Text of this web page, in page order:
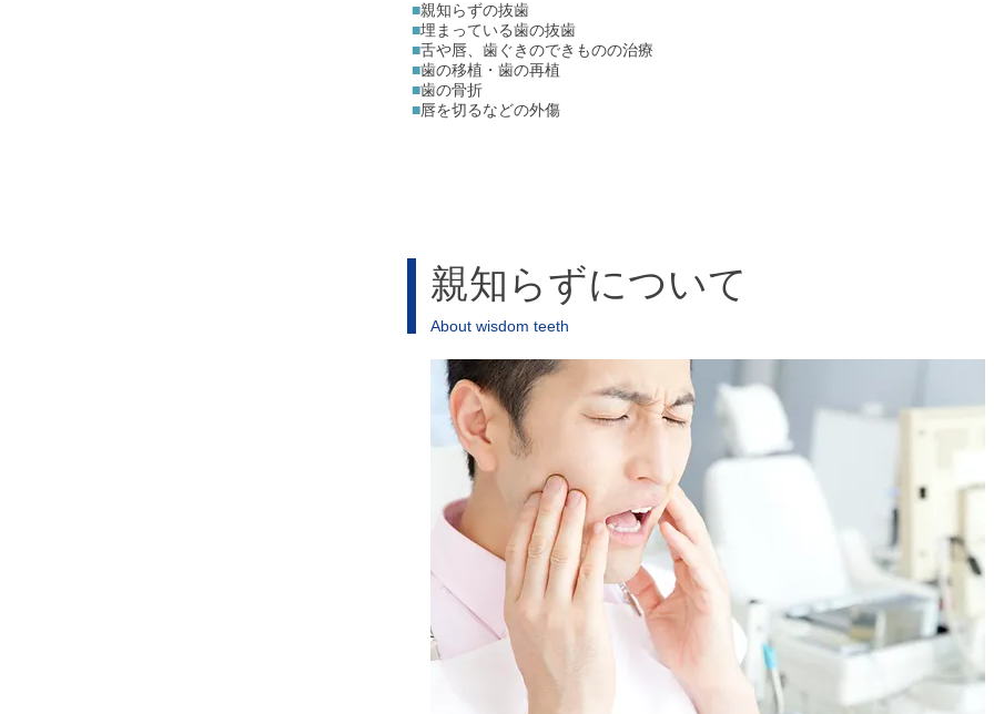
■親知らずの抜歯
■埋まっている歯の抜歯
■舌や唇、歯ぐきのできものの治療
■歯の移植・歯の再植
■歯の骨折
■唇を切るなどの外傷
親知らずについて
About wisdom teeth